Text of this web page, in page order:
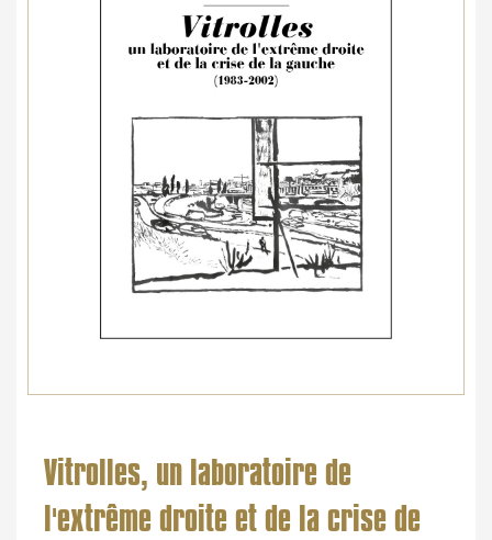
Vitrolles, un laboratoire de
l'extrême droite et de la crise de